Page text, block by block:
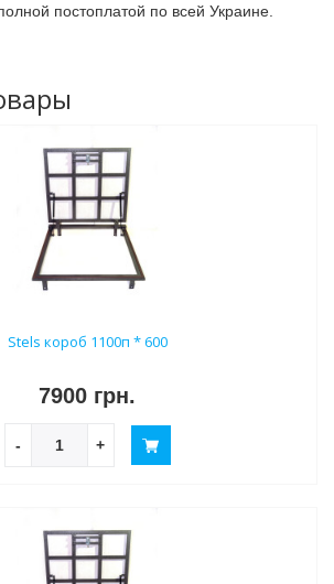
постоплатой по всей Украине.
Stels короб 1100п * 600
7900 грн.
- +